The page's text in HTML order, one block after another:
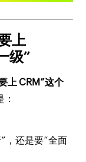
上
级”
上 CRM”这个
，还是要“全面